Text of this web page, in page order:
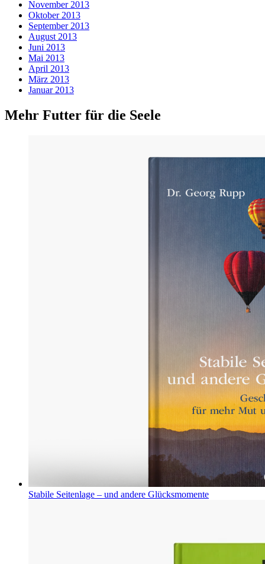
November 2013
Oktober 2013
September 2013
August 2013
Juni 2013
Mai 2013
April 2013
März 2013
Januar 2013
Mehr Futter für die Seele
Stabile Seitenlage – und andere Glücksmomente